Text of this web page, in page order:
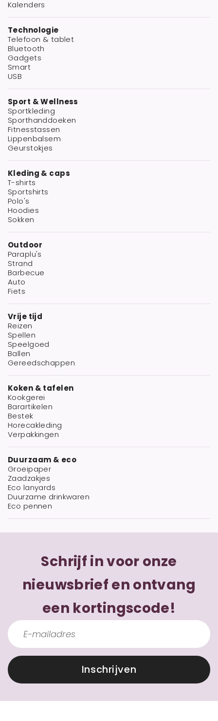
Kalenders
Technologie
Telefoon & tablet
Bluetooth
Gadgets
Smart
USB
Sport & Wellness
Sportkleding
Sporthanddoeken
Fitnesstassen
Lippenbalsem
Geurstokjes
Kleding & caps
T-shirts
Sportshirts
Polo's
Hoodies
Sokken
Outdoor
Paraplu's
Strand
Barbecue
Auto
Fiets
Vrije tijd
Reizen
Spellen
Speelgoed
Ballen
Gereedschappen
Koken & tafelen
Kookgerei
Barartikelen
Bestek
Horecakleding
Verpakkingen
Duurzaam & eco
Groeipaper
Zaadzakjes
Eco lanyards
Duurzame drinkwaren
Eco pennen
Schrijf in voor onze
nieuwsbrief en ontvang
een kortingscode!
Inschrijven